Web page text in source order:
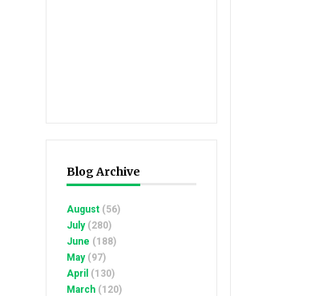
Blog Archive
August (56)
July(280)
June (188)
May(97)
April (130)
March (120)